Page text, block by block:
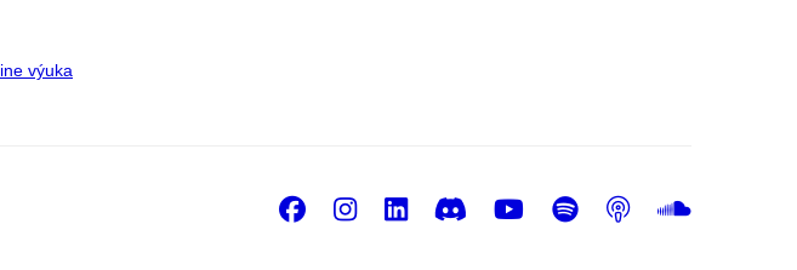
výuka
Facebook
Instagram
LinkedIn
DiscordYoutube
Spotify
Podcast